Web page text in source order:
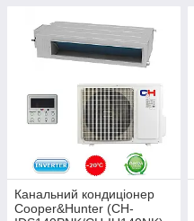
Канальний кондиціонер
Cooper&Hunter (CH-